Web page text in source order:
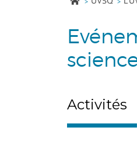
Activités